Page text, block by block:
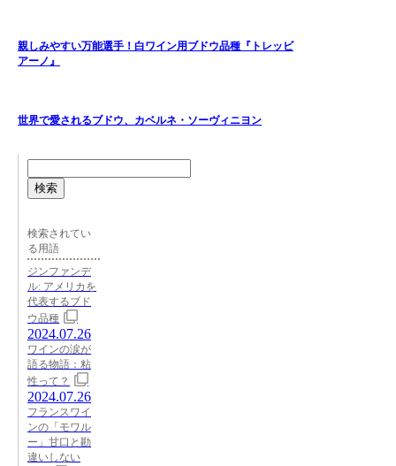
親しみやすい万能選手！白ワイン用ブドウ品種『トレッビ
アーノ』
世界で愛されるブドウ、カベルネ・ソーヴィニヨン
検索
検索されてい
る用語
ジンファンデ
ル: アメリカを
代表するブド
ウ品種
2024.07.26
ワインの涙が
語る物語：粘
性って？
2024.07.26
フランスワイ
ンの「モワル
ー」甘口と勘
違いしない